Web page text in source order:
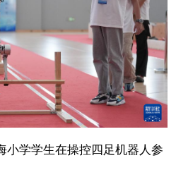
小学学生在操控四足机器人参